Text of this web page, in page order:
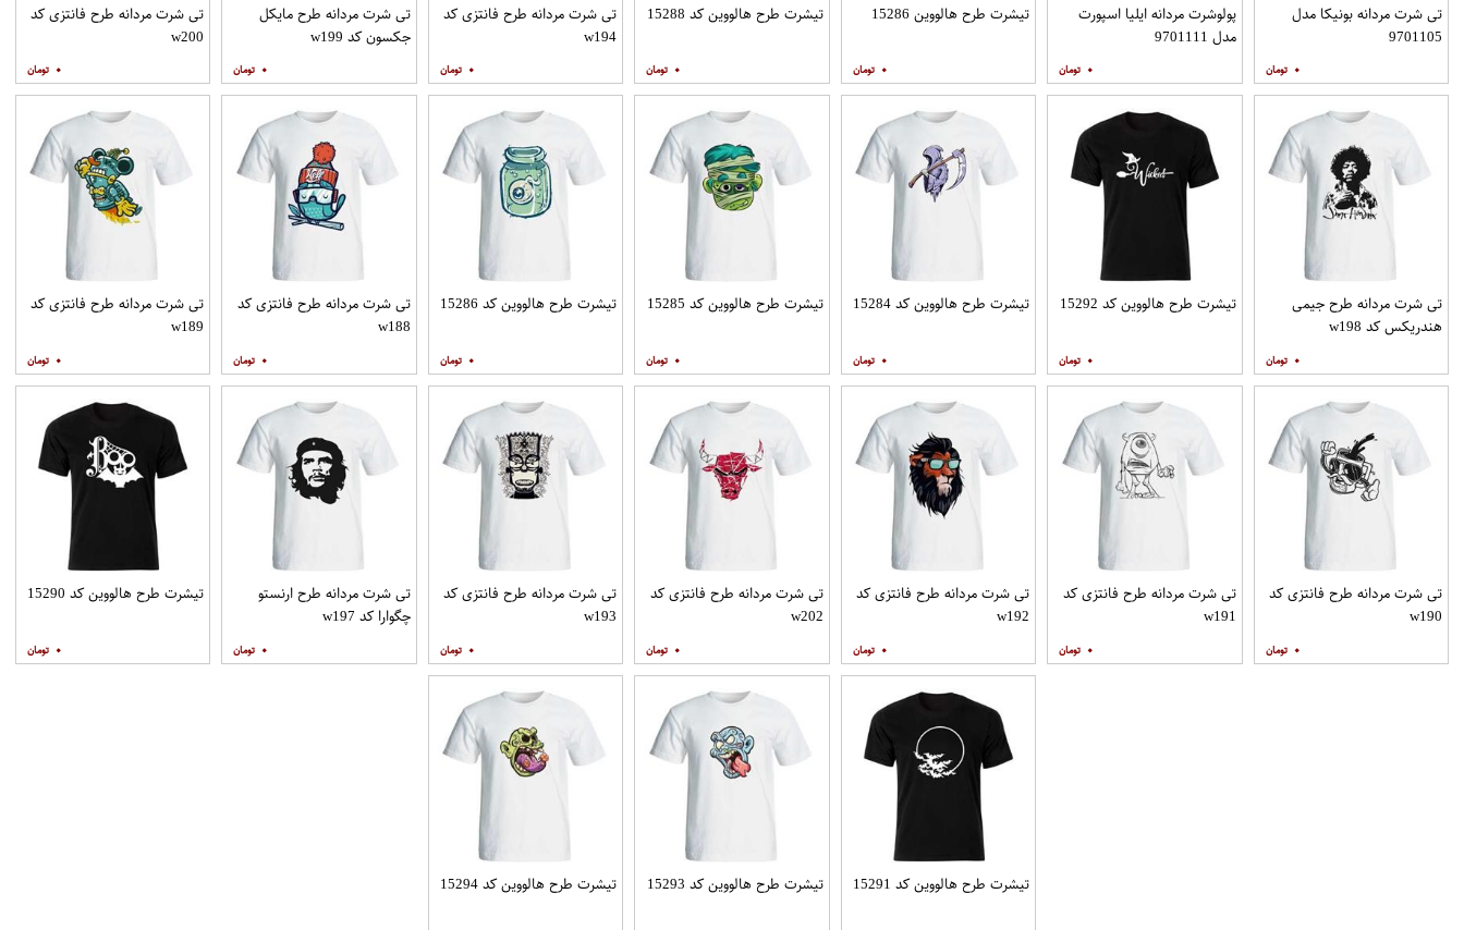
تی شرت مردانه بونیکا مدل
9701105
۰
پولوشرت مردانه ایلیا اسپورت
مدل 9701111
۰
تیشرت طرح هالووین 15286
۰
تیشرت طرح هالووین کد 15288
۰
تی شرت مردانه طرح فانتزی کد
w194
۰
تی شرت مردانه طرح مایکل
جکسون کد w199
۰
تی شرت مردانه طرح فانتزی کد
w200
۰
تی شرت مردانه طرح جیمی
هندریکس کد w198
۰
تیشرت طرح هالووین کد 15292
۰
تیشرت طرح هالووین کد 15284
۰
تیشرت طرح هالووین کد 15285
۰
تیشرت طرح هالووین کد 15286
۰
تی شرت مردانه طرح فانتزی کد
w188
۰
تی شرت مردانه طرح فانتزی کد
w189
۰
تی شرت مردانه طرح فانتزی کد
w190
۰
تی شرت مردانه طرح فانتزی کد
w191
۰
تی شرت مردانه طرح فانتزی کد
w192
۰
تی شرت مردانه طرح فانتزی کد
w202
۰
تی شرت مردانه طرح فانتزی کد
w193
۰
تی شرت مردانه طرح ارنستو
چگوارا کد w197
۰
تیشرت طرح هالووین کد 15290
۰
تیشرت طرح هالووین کد 15291 تیشرت طرح هالووین کد 15293 تیشرت طرح هالووین کد 15294